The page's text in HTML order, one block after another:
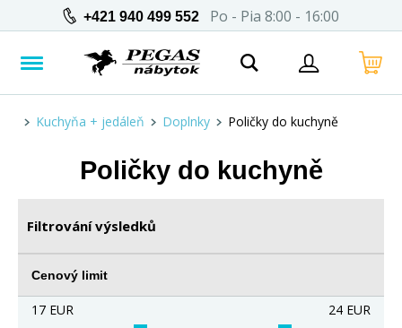
+421 940 499 552 Po - Pia 8:00 - 16:00
Kuchyňa + jedáleň Doplnky Poličky do kuchyně
Poličky do kuchyně
Filtrování výsledků
Cenový limit
17 EUR 24 EUR